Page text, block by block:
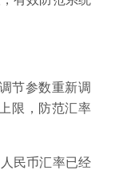
节参数重新调
限，防范汇率
民币汇率已经